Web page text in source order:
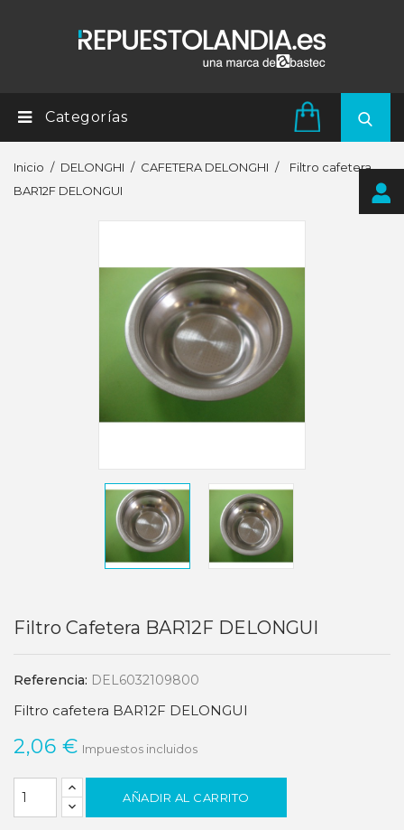
Categorías
Inicio DELONGHI CAFETERA DELONGHI
Filtro cafetera
BAR12F DELONGUI
Filtro Cafetera BAR12F DELONGUI
Referencia: DEL6032109800
Filtro cafetera BAR12F DELONGUI
2,06 € Impuestos incluidos
AÑADIR AL CARRITO